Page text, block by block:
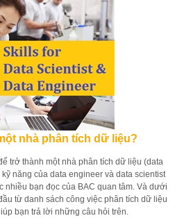
nhà phân tích dữ liệu?
trở thành một nhà phân tích dữ liệu (data
năng của data engineer và data scientist
nhiều bạn đọc của BAC quan tâm. Và dưới
từ danh sách công việc phân tích dữ liệu
bạn trả lời những câu hỏi trên.